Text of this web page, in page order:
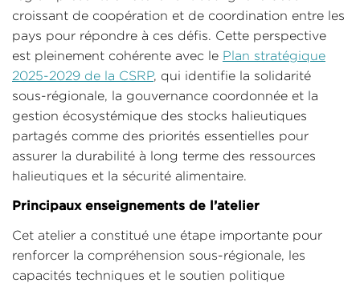
croissant de coopération et de coordination entre les
pays pour répondre à ces défis. Cette perspective
est pleinement cohérente avec le Plan stratégique
2025-2029 de la CSRP, qui identifie la solidarité
sous-régionale, la gouvernance coordonnée et la
gestion écosystémique des stocks halieutiques
partagés comme des priorités essentielles pour
assurer la durabilité à long terme des ressources
halieutiques et la sécurité alimentaire.
Principaux enseignements de l’atelier
Cet atelier a constitué une étape importante pour
renforcer la compréhension sous-régionale, les
capacités techniques et le soutien politique